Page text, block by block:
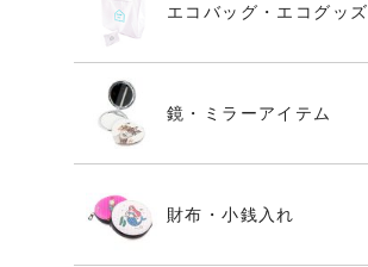
エコバッグ・エコグッズ
鏡・ミラーアイテム
財布・小銭入れ